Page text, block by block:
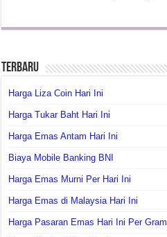
Terbaru
Harga Liza Coin Hari Ini
Harga Tukar Baht Hari Ini
Harga Emas Antam Hari Ini
Biaya Mobile Banking BNI
Harga Emas Murni Per Hari Ini
Harga Emas di Malaysia Hari Ini
Harga Pasaran Emas Hari Ini Per Gram